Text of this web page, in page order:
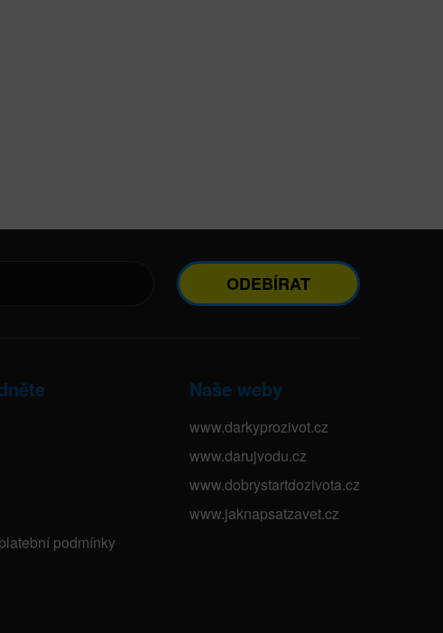
ODEBÍRAT
podmínky
Naše weby
www.darkyprozivot.cz
www.darujvodu.cz
www.dobrystartdozivota.cz
www.jaknapsatzavet.cz